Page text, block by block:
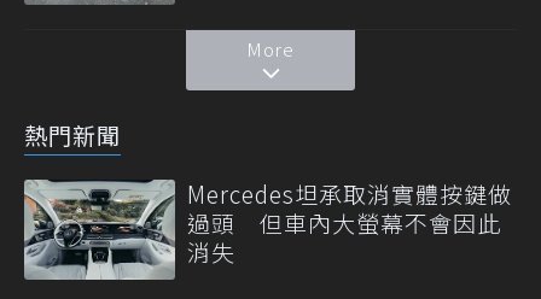
More
熱門新聞
Mercedes坦承取消實體按鍵做
過頭 但車內大螢幕不會因此
消失